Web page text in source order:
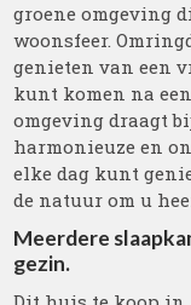
groene omgeving
woonsfeer.
genieten van een
kunt komen na
omgeving draagt
harmonieuze en
elke dag kunt
de natuur om u
Meerdere
gezin.